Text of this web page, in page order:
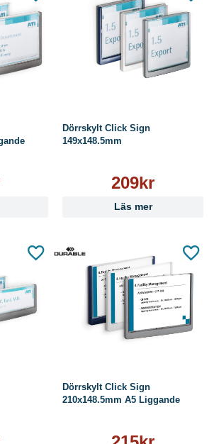
Dörrskylt Click Sign
149x148.5mm
209kr
Läs mer
Dörrskylt Click Sign
210x148.5mm A5 Liggande